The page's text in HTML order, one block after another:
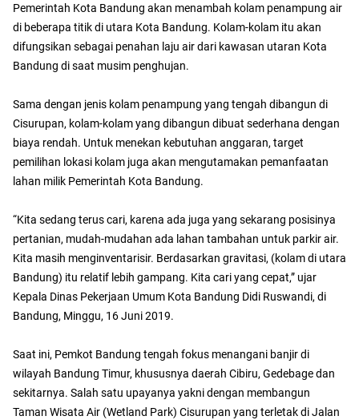
Pemerintah Kota Bandung akan menambah kolam penampung air
di beberapa titik di utara Kota Bandung. Kolam-kolam itu akan
difungsikan sebagai penahan laju air dari kawasan utaran Kota
Bandung di saat musim penghujan.
Sama dengan jenis kolam penampung yang tengah dibangun di
Cisurupan, kolam-kolam yang dibangun dibuat sederhana dengan
biaya rendah. Untuk menekan kebutuhan anggaran, target
pemilihan lokasi kolam juga akan mengutamakan pemanfaatan
lahan milik Pemerintah Kota Bandung.
“Kita sedang terus cari, karena ada juga yang sekarang posisinya
pertanian, mudah-mudahan ada lahan tambahan untuk parkir air.
Kita masih menginventarisir. Berdasarkan gravitasi, (kolam di utara
Bandung) itu relatif lebih gampang. Kita cari yang cepat,” ujar
Kepala Dinas Pekerjaan Umum Kota Bandung Didi Ruswandi, di
Bandung, Minggu, 16 Juni 2019.
Saat ini, Pemkot Bandung tengah fokus menangani banjir di
wilayah Bandung Timur, khususnya daerah Cibiru, Gedebage dan
sekitarnya. Salah satu upayanya yakni dengan membangun
Taman Wisata Air (Wetland Park) Cisurupan yang terletak di Jalan